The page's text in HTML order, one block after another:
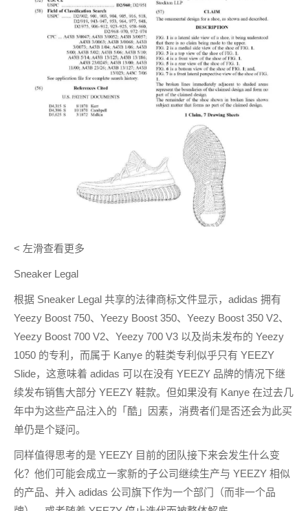
< 左滑查看更多
Sneaker Legal
根据 Sneaker Legal 共享的法律商标文件显示，adidas 拥有
Yeezy Boost 750、Yeezy Boost 350、Yeezy Boost 350 V2、
Yeezy Boost 700 V2、Yeezy 700 V3 以及尚未发布的 Yeezy
1050 的专利，而属于 Kanye 的鞋类专利似乎只有 YEEZY
Slide，这意味着 adidas 可以在没有 YEEZY 品牌的情况下继
续发布销售大部分 YEEZY 鞋款。但如果没有 Kanye 在过去几
年中为这些产品注入的「酷」因素，消费者们是否还会为此买
单仍是个疑问。
同样值得思考的是 YEEZY 目前的团队接下来会发生什么变
化？他们可能会成立一家新的子公司继续生产与 YEEZY 相似
的产品、并入 adidas 公司旗下作为一个部门（而非一个品